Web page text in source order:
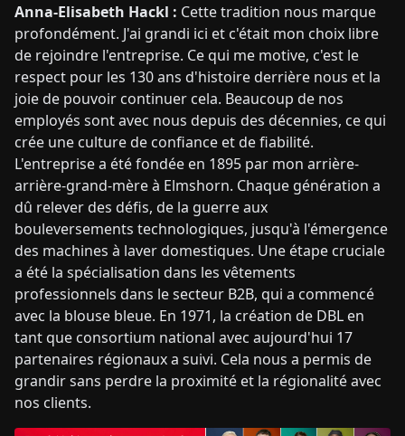
Anna-Elisabeth Hackl : Cette tradition nous marque
profondément. J'ai grandi ici et c'était mon choix libre
de rejoindre l'entreprise. Ce qui me motive, c'est le
respect pour les 130 ans d'histoire derrière nous et la
joie de pouvoir continuer cela. Beaucoup de nos
employés sont avec nous depuis des décennies, ce qui
crée une culture de confiance et de fiabilité.
L'entreprise a été fondée en 1895 par mon arrière-
arrière-grand-mère à Elmshorn. Chaque génération a
dû relever des défis, de la guerre aux
bouleversements technologiques, jusqu'à l'émergence
des machines à laver domestiques. Une étape cruciale
a été la spécialisation dans les vêtements
professionnels dans le secteur B2B, qui a commencé
avec la blouse bleue. En 1971, la création de DBL en
tant que consortium national avec aujourd'hui 17
partenaires régionaux a suivi. Cela nous a permis de
grandir sans perdre la proximité et la régionalité avec
nos clients.